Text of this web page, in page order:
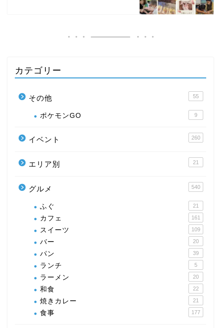
カテゴリー
その他 55
ポケモンGO 9
イベント 260
エリア別 21
グルメ 540
ふぐ 21
カフェ 161
スイーツ 109
バー 20
パン 39
ランチ 5
ラーメン 20
和食 22
焼きカレー 21
食事 177